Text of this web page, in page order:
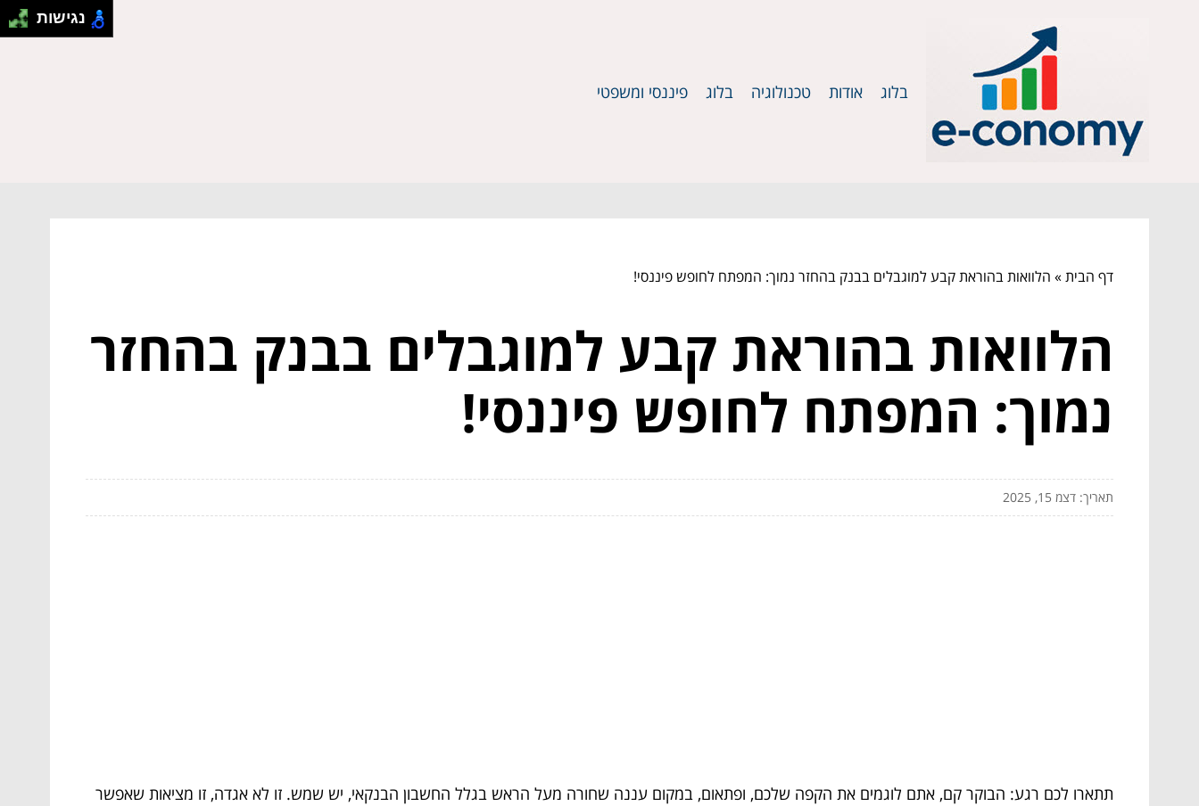
בלוג אודות טכנולוגיה בלוג פיננסי ומשפטי
דף הבית» הלוואות בהוראת קבע למוגבלים בבנק בהחזר נמוך: המפתח לחופש פיננסי!
הלוואות בהוראת קבע למוגבלים בבנק בהחזר
נמוך: המפתח לחופש פיננסי!
תאריך: דצמ 15, 2025
תתארו לכם רגע: הבוקר קם, אתם לוגמים את הקפה שלכם, ופתאום, במקום עננה שחורה מעל הראש בגלל החשבון הבנקאי, יש שמש. זו לא אגדה, זו מציאות שאפשר
נגישות